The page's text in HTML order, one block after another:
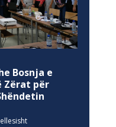
Bosnja e
Zërat për